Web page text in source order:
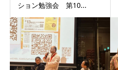
ション勉強会 第10...